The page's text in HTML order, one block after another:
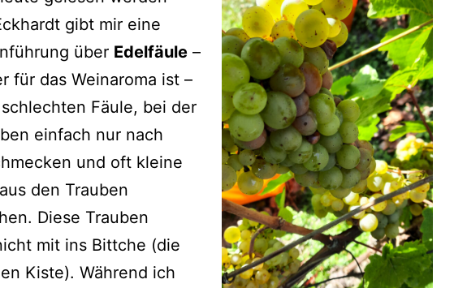
gibt mir eine
über Edelfäule –
für das Weinaroma ist –
Fäule, bei der
einfach nur nach
und oft kleine
den Trauben
Diese Trauben
mit ins Bittche (die
Kiste). Während ich